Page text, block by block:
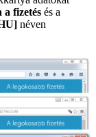
a fizetés és a
néven